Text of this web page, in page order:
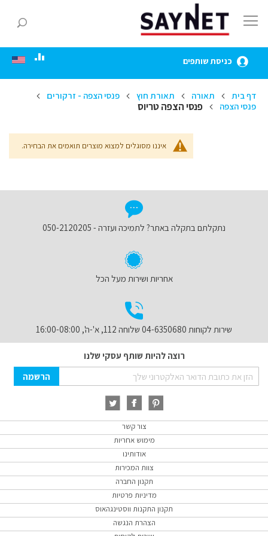
to
Content
כניסת שותפים
דף בית תאורה תאורת חוץ
פנסי הצפה - זרקורים
פנסי הצפה
פנסי הצפה טריוס
איננו מסוגלים למצוא מוצרים תואמים את הבחירה.
נתקלתם בתקלה באתר? לתמיכה ועזרה - 050-2120205
אחריות ושירות מעל הכל
שירות לקוחות 04-6350680 שלוחה 112, א'-ה', 16:00-08:00
רוצה להיות שותף עסקי שלנו
Sign
Up
Newsletter:
הרשמה
צור קשר
מימוש אחריות
אודותינו
צוות המכירות
תקנון החברה
מדיניות פרטיות
תקנון התקנות ווסטינגהאוס
הצהרת הנגשה